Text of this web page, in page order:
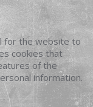
for the website to
cookies that
of the
information.